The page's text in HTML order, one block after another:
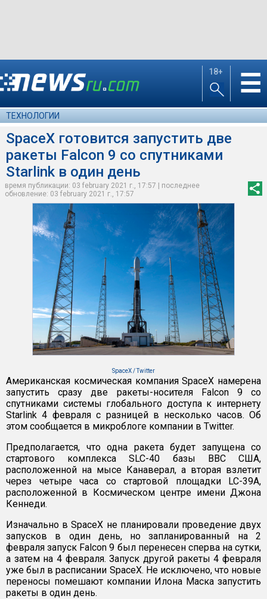
18+ ☰
ТЕХНОЛОГИИ
SpaceX готовится запустить две
ракеты Falcon 9 со спутниками
Starlink в один день
время публикации: 03 february 2021 г., 17:57 | последнее
обновление: 03 february 2021 г., 17:57
SpaceX / Twitter
Американская космическая компания SpaceX намерена
запустить сразу две ракеты-носителя Falcon 9 со
спутниками системы глобального доступа к интернету
Starlink 4 февраля с разницей в несколько часов. Об
этом сообщается в микроблоге компании в Twitter.
Предполагается, что одна ракета будет запущена со
стартового комплекса SLC-40 базы ВВС США,
расположенной на мысе Канаверал, а вторая взлетит
через четыре часа со стартовой площадки LC-39A,
расположенной в Космическом центре имени Джона
Кеннеди.
Изначально в SpaceX не планировали проведение двух
запусков в один день, но запланированный на 2
февраля запуск Falcon 9 был перенесен сперва на сутки,
а затем на 4 февраля. Запуск другой ракеты 4 февраля
уже был в расписании SpaceX. Не исключено, что новые
переносы помешают компании Илона Маска запустить
ракеты в один день.